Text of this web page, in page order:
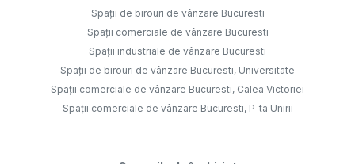
Spații de birouri de vânzare Bucuresti
Spații comerciale de vânzare Bucuresti
Spații industriale de vânzare Bucuresti
Spații de birouri de vânzare Bucuresti, Universitate
Spații comerciale de vânzare Bucuresti, Calea Victoriei
Spații comerciale de vânzare Bucuresti, P-ta Unirii